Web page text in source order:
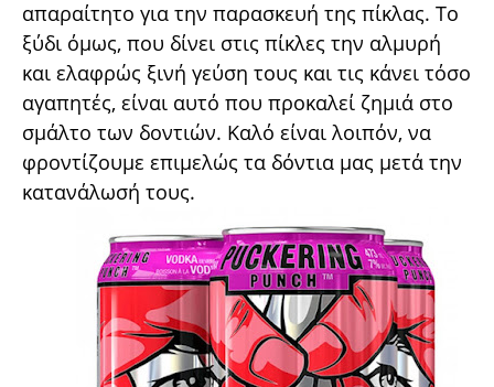
απαραίτητο για την παρασκευή της πίκλας. Το
ξύδι όμως, που δίνει στις πίκλες την αλμυρή
και ελαφρώς ξινή γεύση τους και τις κάνει τόσο
αγαπητές, είναι αυτό που προκαλεί ζημιά στο
σμάλτο των δοντιών. Καλό είναι λοιπόν, να
φροντίζουμε επιμελώς τα δόντια μας μετά την
κατανάλωσή τους.